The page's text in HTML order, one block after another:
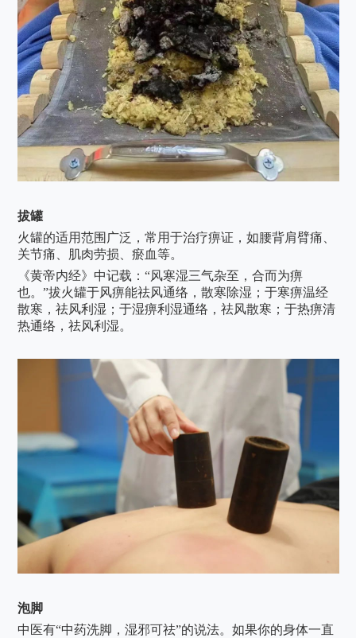
拔罐
火罐的适用范围广泛，常用于治疗痹证，如腰背肩臂痛、
关节痛、肌肉劳损、瘀血等。
《黄帝内经》中记载： “风寒湿三气杂至，合而为痹
也。”拔火罐于风痹能祛风通络，散寒除湿；于寒痹温经
散寒，祛风利湿；于湿痹利湿通络，祛风散寒；于热痹清
热通络，祛风利湿。
泡脚
中医有“中药洗脚，湿邪可祛”的说法。如果你的身体一直